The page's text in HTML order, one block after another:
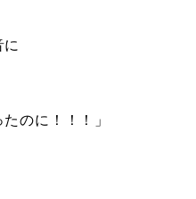
に
のに！！！」